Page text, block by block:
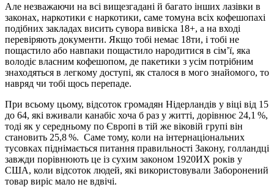
Але незважаючи на всі вищезгадані й багато інших лазівки в
законах, наркотики є наркотики, саме томуна всіх кофешопахі
подібних закладах висить сувора вивіска 18+, а на вході
перевіряють документи. Якщо тобі немає 18ти, і тобі не
пощастило або навпаки пощастило народитися в сім’ї, яка
володіє власним кофешопом, де пакетики з усім потрібним
знаходяться в легкому доступі, як сталося в мого знайомого, то
навряд чи тобі щось перепаде.
При всьому цьому, відсоток громадян Нідерландів у віці від 15
до 64, які вживали канабіс хоча б раз у житті, дорівнює 24,1 %,
тоді як у середньому по Європі в тій же віковій групі він
становить 25,8 %. Саме тому, коли на інтернаціональних
тусовках піднімається питання правильності Закону, голландці
завжди порівнюють це із сухим законом 1920ИХ років у
США, коли відсоток людей, які використовували Заборонений
товар виріс мало не вдвічі.